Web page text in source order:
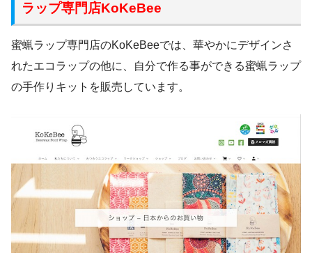
ラップ専門店KoKeBee
蜜蝋ラップ専門店のKoKeBeeでは、華やかにデザインさ
れたエコラップの他に、自分で作る事ができる蜜蝋ラップ
の手作りキットを販売しています。